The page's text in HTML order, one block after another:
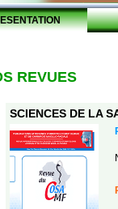
REVUES
SCIENCES DE LA